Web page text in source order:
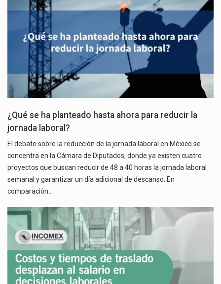
¿Qué se ha planteado hasta ahora para reducir la
jornada laboral?
El debate sobre la reducción de la jornada laboral en México se
concentra en la Cámara de Diputados, donde ya existen cuatro
proyectos que buscan reducir de 48 a 40 horas la jornada laboral
semanal y garantizar un día adicional de descanso. En
comparación…